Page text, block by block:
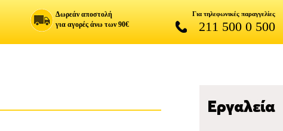
Δωρεάν αποστολή
για αγορές άνω των 90€
Για τηλεφωνικές παραγγελίες
211 500 0 500